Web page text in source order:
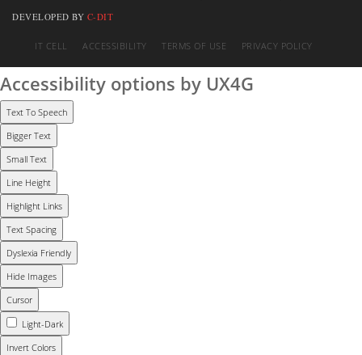
DEVELOPED BY C-DIT
IT CELL ACCESSIBILITY TERMS OF USE PRIVACY POLICY
Accessibility options by UX4G
Text To Speech
Bigger Text
Small Text
Line Height
Highlight Links
Text Spacing
Dyslexia Friendly
Hide Images
Cursor
Light-Dark
Invert Colors